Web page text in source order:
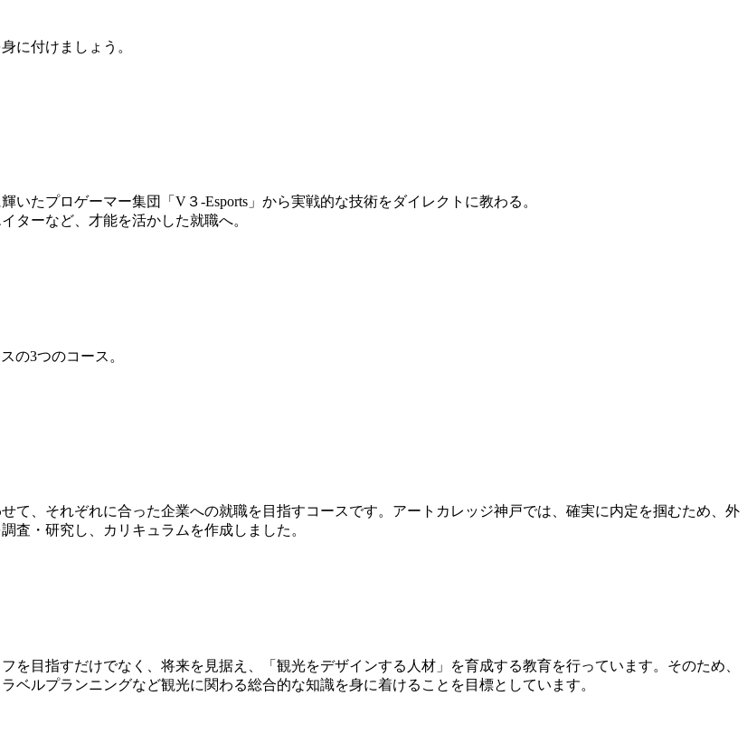
に付けましょう。
たプロゲーマー集団「V３-Esports」から実戦的な技術をダイレクトに教わる。
ターなど、才能を活かした就職へ。
の3つのコース。
て、それぞれに合った企業への就職を目指すコースです。アートカレッジ神戸では、確実に内定を掴むため、外
査・研究し、カリキュラムを作成しました。
を目指すだけでなく、将来を見据え、「観光をデザインする人材」を育成する教育を行っています。そのため、
ベルプランニングなど観光に関わる総合的な知識を身に着けることを目標としています。